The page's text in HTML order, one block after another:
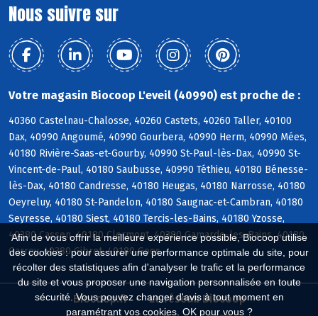
Afin de vous offrir la meilleure expérience possible, Biocoop utilise
des cookies : pour assurer une performance optimale du site, pour
récolter des statistiques afin d'analyser le trafic et la performance
du site et vous proposer une navigation personnalisée en toute
sécurité. Vous pouvez changer d'avis à tout moment en
paramétrant vos cookies. OK pour vous ?
Nous suivre sur
Votre magasin Biocoop L'eveil (40990) est proche de :
40360 Castelnau-Chalosse, 40260 Castets, 40260 Taller, 40100
Dax, 40990 Angoumé, 40990 Gourbera, 40990 Herm, 40990 Mées,
40180 Rivière-Saas-et-Gourby, 40990 St-Paul-lès-Dax, 40990 St-
Vincent-de-Paul, 40180 Saubusse, 40990 Téthieu, 40180 Bénesse-
lès-Dax, 40180 Candresse, 40180 Heugas, 40180 Narrosse, 40180
Oeyreluy, 40180 St-Pandelon, 40180 Saugnac-et-Cambran, 40180
Seyresse, 40180 Siest, 40180 Tercis-les-Bains, 40180 Yzosse,
40380 Cassen, 40180 Clermont, 40380 Gamarde-les-Bains, 40180
Garrey, 40380 Gibret, 40180 Goos
Biocoop.fr
Le réseau Biocoop